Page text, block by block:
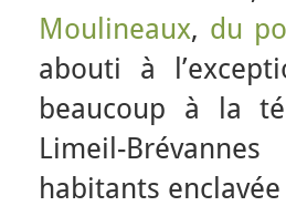
Moulineaux, du
abouti à
beaucoup à la
Limeil-
habitants